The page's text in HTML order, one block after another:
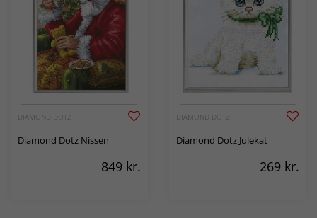
DIAMOND DOTZ
Diamond Dotz Nissen
849 kr.
DIAMOND DOTZ
Diamond Dotz Julekat
269 kr.